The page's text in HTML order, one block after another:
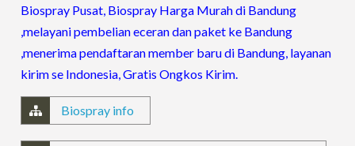
Biospray Pusat, Biospray Harga Murah di Bandung
,melayani pembelian eceran dan paket ke Bandung
,menerima pendaftaran member baru di Bandung, layanan
kirim se Indonesia, Gratis Ongkos Kirim.
Biospray info